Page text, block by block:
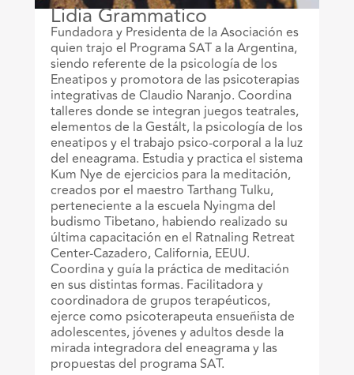
Lidia Grammatico
Fundadora y Presidenta de la Asociación es
quien trajo el Programa SAT a la Argentina,
siendo referente de la psicología de los
Eneatipos y promotora de las psicoterapias
integrativas de Claudio Naranjo. Coordina
talleres donde se integran juegos teatrales,
elementos de la Gestált, la psicología de los
eneatipos y el trabajo psico-corporal a la luz
del eneagrama. Estudia y practica el sistema
Kum Nye de ejercicios para la meditación,
creados por el maestro Tarthang Tulku,
perteneciente a la escuela Nyingma del
budismo Tibetano, habiendo realizado su
última capacitación en el Ratnaling Retreat
Center-Cazadero, California, EEUU.
Coordina y guía la práctica de meditación
en sus distintas formas. Facilitadora y
coordinadora de grupos terapéuticos,
ejerce como psicoterapeuta ensueñista de
adolescentes, jóvenes y adultos desde la
mirada integradora del eneagrama y las
propuestas del programa SAT.